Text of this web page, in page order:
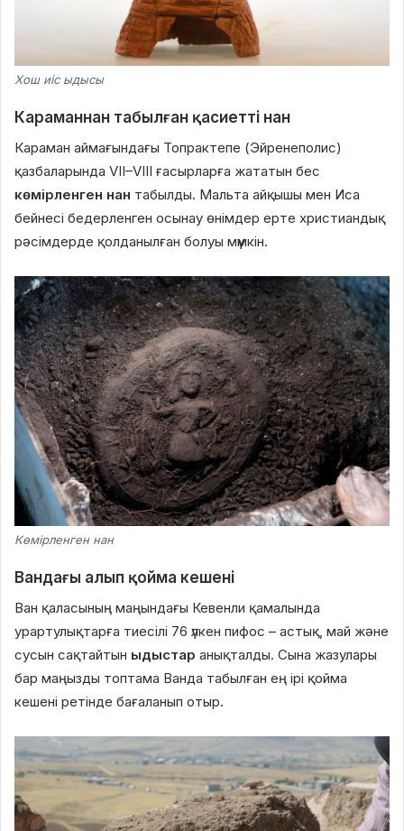
Хош иіс ыдысы
Караманнан табылған қасиетті нан
Караман аймағындағы Топрактепе (Эйренеполис)
қазбаларында VII–VIII ғасырларға жататын бес
көмірленген нан табылды. Мальта айқышы мен Иса
бейнесі бедерленген осынау өнімдер ерте христиандық
рәсімдерде қолданылған болуы мүмкін.
Көмірленген нан
Вандағы алып қойма кешені
Ван қаласының маңындағы Кевенли қамалында
урартулықтарға тиесілі 76 үлкен пифос – астық, май және
сусын сақтайтын ыдыстар анықталды. Сына жазулары
бар маңызды топтама Ванда табылған ең ірі қойма
кешені ретінде бағаланып отыр.